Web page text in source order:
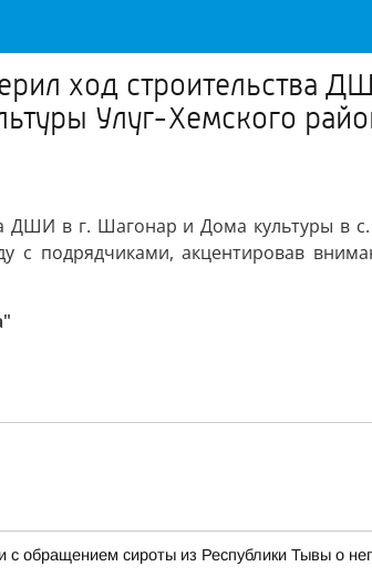
ход строительства
Улуг-Хемского
в г. Шагонар и Дома культуры в
с подрядчиками, акцентировав
с обращением сироты из Республики Тывы о